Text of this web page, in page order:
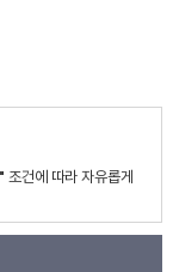
조건에 따라 자유롭게